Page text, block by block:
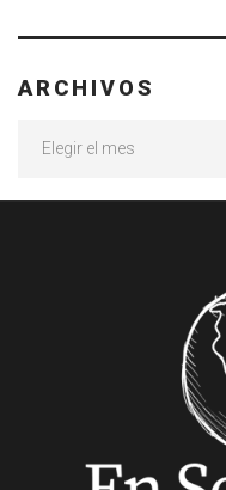
ARCHIVOS